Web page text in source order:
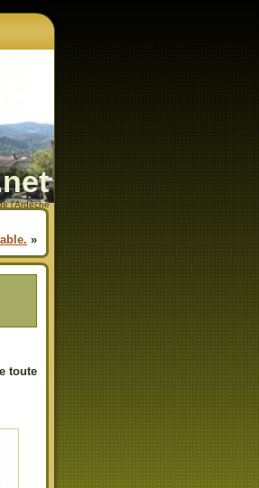
l'Ardèche
»
toute